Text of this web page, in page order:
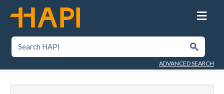
to
content
SEARCH HAPI
Submit
ADVANCED SEARCH